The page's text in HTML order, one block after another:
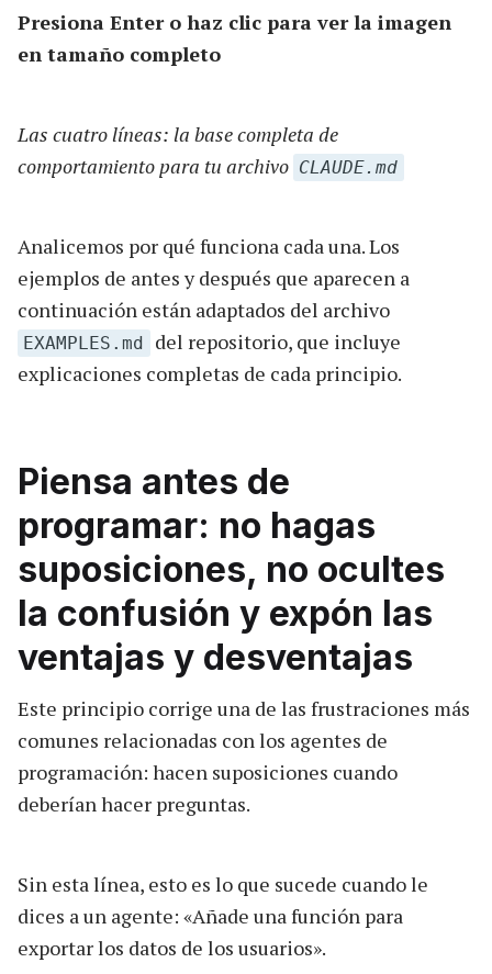
Presiona Enter o haz clic para ver la imagen
en tamaño completo
Las cuatro líneas: la base completa de
comportamiento para tu archivo CLAUDE.md
Analicemos por qué funciona cada una. Los
ejemplos de antes y después que aparecen a
continuación están adaptados del archivo
EXAMPLES.md
del repositorio, que incluye
explicaciones completas de cada principio.
Piensa antes de
programar: no hagas
suposiciones, no ocultes
la confusión y expón las
ventajas y desventajas
Este principio corrige una de las frustraciones más
comunes relacionadas con los agentes de
programación: hacen suposiciones cuando
deberían hacer preguntas.
Sin esta línea, esto es lo que sucede cuando le
dices a un agente: «Añade una función para
exportar los datos de los usuarios».